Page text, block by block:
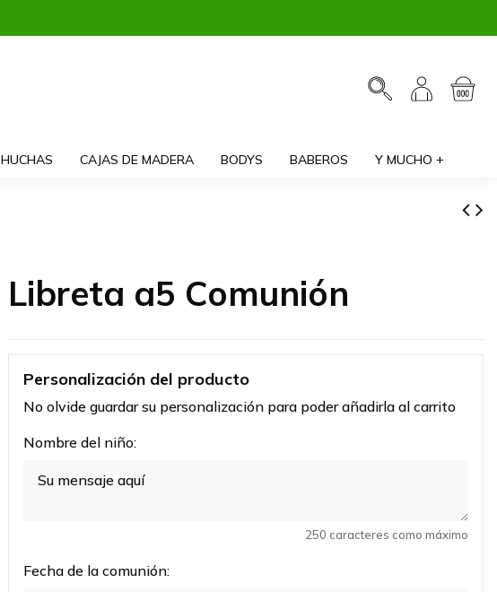
HUCHAS CAJAS DE MADERA BODYS BABEROS Y MUCHO +
Libreta a5 Comunión
Personalización del producto
No olvide guardar su personalización para poder añadirla al carrito
Nombre del niño:
250 caracteres como máximo
Fecha de la comunión: